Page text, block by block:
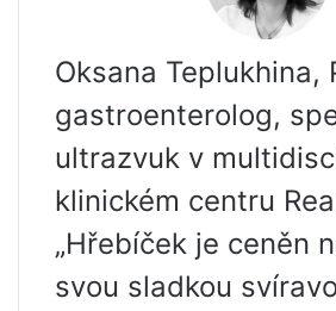
Oksana Teplukhina,
gastroenterolog,
ultrazvuk v
klinickém centru
„Hřebíček je ceněn
svou sladkou